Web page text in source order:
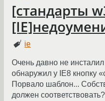
[стандарты
ie
Очень давно не инсталил
обнаружил у IE8 кнопку
Порвало шаблон...
должен